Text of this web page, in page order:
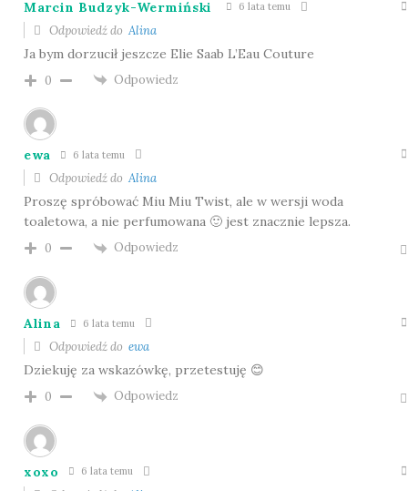
Marcin Budzyk-Wermiński 6 lata temu
Odpowiedź do Alina
Ja bym dorzucił jeszcze Elie Saab L’Eau Couture
0 Odpowiedz
ewa 6 lata temu
Odpowiedź do Alina
Proszę spróbować Miu Miu Twist, ale w wersji woda
toaletowa, a nie perfumowana 🙂 jest znacznie lepsza.
0 Odpowiedz
Alina 6 lata temu
Odpowiedź do ewa
Dziekuję za wskazówkę, przetestuję 😊
0 Odpowiedz
xoxo 6 lata temu